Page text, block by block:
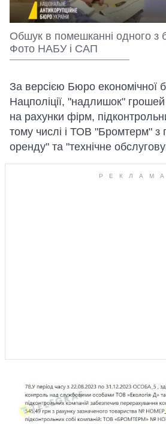
Обшук в помешканні одного з
Фото НАБУ і САП
За версією Бюро економічної
Нацполіції, "надлишок"
на рахунки фірм,
тому числі і ТОВ "Бромтерм" з
оренду" та "технічне